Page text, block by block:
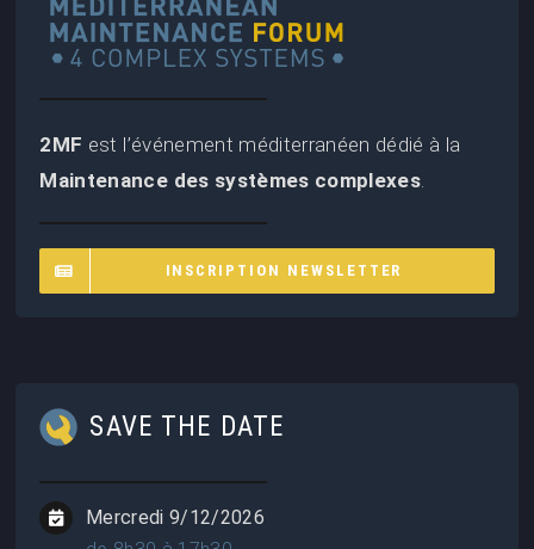
2MF est l’événement méditerranéen dédié à la
Maintenance des systèmes complexes.
INSCRIPTION NEWSLETTER
SAVE THE DATE
Mercredi 9/12/2026